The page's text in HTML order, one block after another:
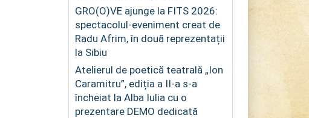
GRO(O)VE ajunge la FITS 2026:
spectacolul-eveniment creat de
Radu Afrim, în două reprezentații
la Sibiu
Atelierul de poetică teatrală „Ion
Caramitru”, ediția a II-a s-a
încheiat la Alba Iulia cu o
prezentare DEMO dedicată